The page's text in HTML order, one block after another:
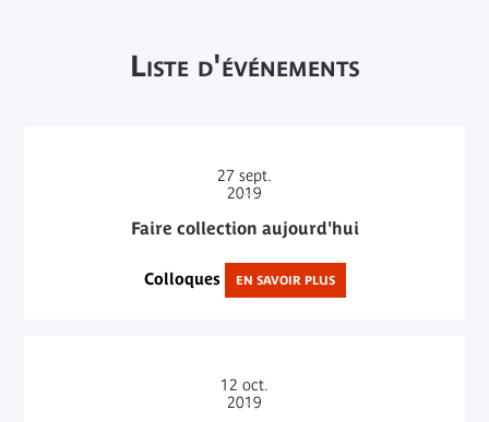
Liste d'événements
27 sept.
2019
Faire collection aujourd'hui
Colloques EN SAVOIR PLUS
12 oct.
2019